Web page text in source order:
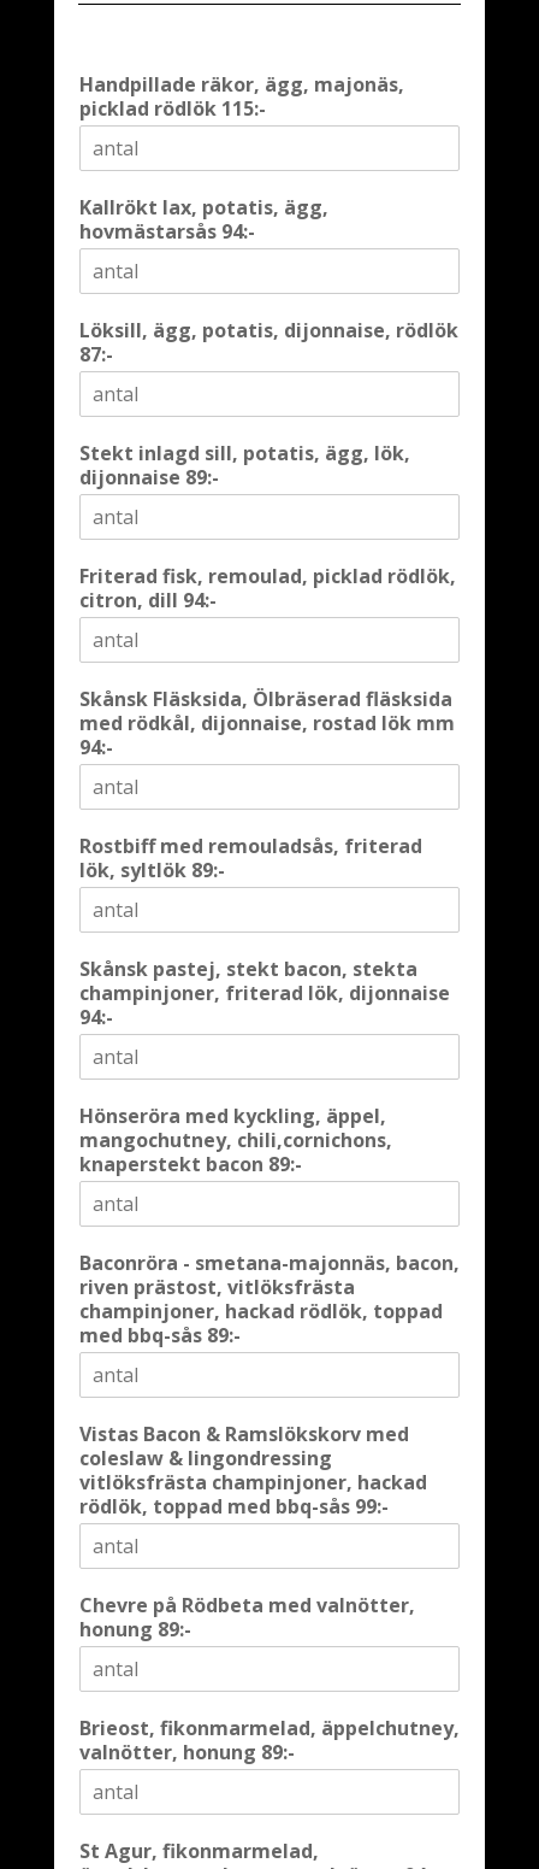
Handpillade räkor, ägg, majonäs,
picklad rödlök 115:-
Kallrökt lax, potatis, ägg,
hovmästarsås 94:-
Löksill, ägg, potatis, dijonnaise, rödlök
87:-
Stekt inlagd sill, potatis, ägg, lök,
dijonnaise 89:-
Friterad fisk, remoulad, picklad rödlök,
citron, dill 94:-
Skånsk Fläsksida, Ölbräserad fläsksida
med rödkål, dijonnaise, rostad lök mm
94:-
Rostbiff med remouladsås, friterad
lök, syltlök 89:-
Skånsk pastej, stekt bacon, stekta
champinjoner, friterad lök, dijonnaise
94:-
Hönseröra med kyckling, äppel,
mangochutney, chili,cornichons,
knaperstekt bacon 89:-
Baconröra - smetana-majonnäs, bacon,
riven prästost, vitlöksfrästa
champinjoner, hackad rödlök, toppad
med bbq-sås 89:-
Vistas Bacon & Ramslökskorv med
coleslaw & lingondressing
vitlöksfrästa champinjoner, hackad
rödlök, toppad med bbq-sås 99:-
Chevre på Rödbeta med valnötter,
honung 89:-
Brieost, fikonmarmelad, äppelchutney,
valnötter, honung 89:-
St Agur, fikonmarmelad,